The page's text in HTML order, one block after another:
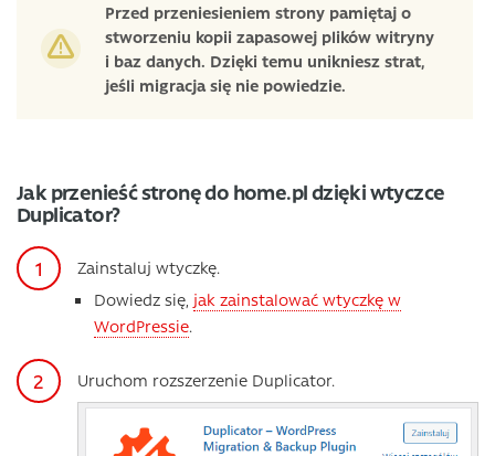
Przed przeniesieniem strony pamiętaj o
stworzeniu kopii zapasowej plików witryny
i baz danych. Dzięki temu unikniesz strat,
jeśli migracja się nie powiedzie.
Jak przenieść stronę do home.pl dzięki wtyczce
Duplicator?
Zainstaluj wtyczkę.
Dowiedz się, jak zainstalować wtyczkę w
WordPressie.
Uruchom rozszerzenie Duplicator.